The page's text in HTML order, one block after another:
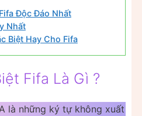
Độc Đáo Nhất
Nhất
Biệt Hay Cho Fifa
Fifa Là Gì ?
là những ký tự không xuất